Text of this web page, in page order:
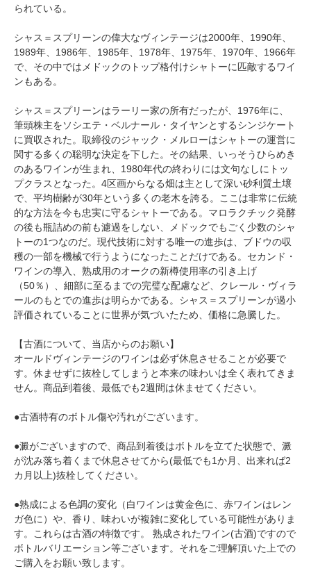
られている。
シャス＝スプリーンの偉大なヴィンテージは2000年、1990年、
1989年、1986年、1985年、1978年、1975年、1970年、1966年
で、その中ではメドックのトップ格付けシャトーに匹敵するワイ
ンもある。
シャス＝スプリーンはラーリー家の所有だったが、1976年に、
筆頭株主をソシエテ・ベルナール・タイヤンとするシンジケート
に買収された。取締役のジャック・メルローはシャトーの運営に
関する多くの聡明な決定を下した。その結果、いっそうひらめき
のあるワインが生まれ、1980年代の終わりには文句なしにトッ
プクラスとなった。4区画からなる畑は主として深い砂利質土壌
で、平均樹齢が30年という多くの老木を誇る。ここは非常に伝統
的な方法を今も忠実に守るシャトーである。マロラクチック発酵
の後も瓶詰めの前も濾過をしない、メドックでもごく少数のシャ
トーの1つなのだ。現代技術に対する唯一の進歩は、ブドウの収
穫の一部を機械で行うようになったことだけである。セカンド・
ワインの導入、熟成用のオークの新樽使用率の引き上げ
（50％）、細部に至るまでの完璧な配慮など、クレール・ヴィラ
ールのもとでの進歩は明らかである。シャス＝スプリーンが過小
評価されていることに世界が気づいたため、価格に急騰した。
【古酒について、当店からのお願い】
オールドヴィンテージのワインは必ず休息させることが必要で
す。休ませずに抜栓してしまうと本来の味わいは全く表れてきま
せん。商品到着後、最低でも2週間は休ませてください。
●古酒特有のボトル傷や汚れがございます。
●澱がございますので、商品到着後はボトルを立てた状態で、澱
が沈み落ち着くまで休息させてから(最低でも1か月、出来れば2
カ月以上)抜栓してください。
●熟成による色調の変化（白ワインは黄金色に、赤ワインはレン
ガ色に）や、香り、味わいが複雑に変化している可能性がありま
す。これらは古酒の特徴です。 熟成されたワイン(古酒)ですので
ボトルバリエーション等ございます。それをご理解頂いた上での
ご購入をお願い致します。